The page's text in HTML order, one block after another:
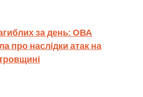
за день: ОВА
про наслідки атак на